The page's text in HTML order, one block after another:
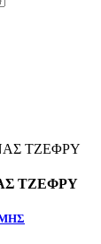
ΤΖΕΦΡΥ